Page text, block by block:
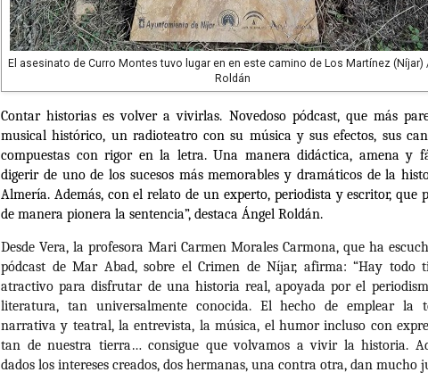
El asesinato de Curro Montes tuvo lugar en en este camino de Los Martínez (Níjar)
Roldán
Contar historias es volver a vivirlas. Novedoso pódcast, que más
musical histórico, un radioteatro con su música y sus efectos, sus
compuestas con rigor en la letra. Una manera didáctica, amena y
digerir de uno de los sucesos más memorables y dramáticos de la
Almería. Además, con el relato de un experto, periodista y escritor, que
de manera pionera la sentencia”, destaca Ángel Roldán.
Desde Vera, la profesora Mari Carmen Morales Carmona, que ha
pódcast de Mar Abad, sobre el Crimen de Níjar, afirma: “Hay todo
atractivo para disfrutar de una historia real, apoyada por el
literatura, tan universalmente conocida. El hecho de emplear la
narrativa y teatral, la entrevista, la música, el humor incluso con
tan de nuestra tierra… consigue que volvamos a vivir la historia.
dados los intereses creados, dos hermanas, una contra otra, dan mucho